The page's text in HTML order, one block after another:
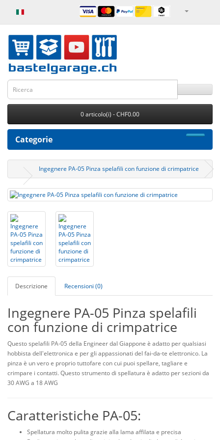
0 articolo(i) - CHF0.00
Categorie
Ingegnere PA-05 Pinza spelafili con funzione di crimpatrice
Descrizione Recensioni (0)
Ingegnere PA-05 Pinza spelafili
con funzione di crimpatrice
Questo spelafili PA-05 della Engineer dal Giappone è adatto per qualsiasi
hobbista dell'elettronica e per gli appassionati del fai-da-te elettronico. La
pinza è un vero e proprio tuttofare con cui puoi spellare, tagliare e
crimpare i contatti. Questo strumento di spellatura è adatto per sezioni da
30 AWG a 18 AWG
Caratteristiche PA-05:
Spellatura molto pulita grazie alla lama affilata e precisa